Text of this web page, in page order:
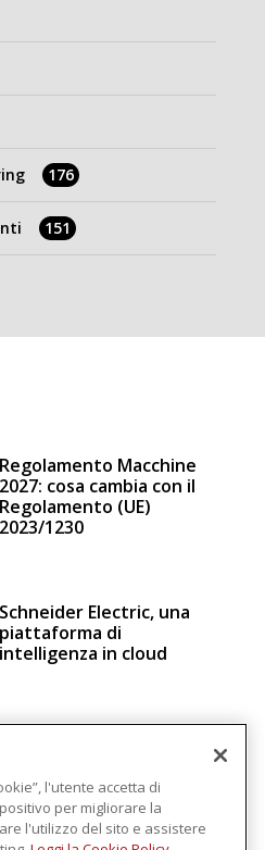
176
151
Regolamento Macchine
2027: cosa cambia con il
Regolamento (UE)
2023/1230
Schneider Electric, una
piattaforma di
intelligenza in cloud
Regolamento macchine
l'utente accetta di
per migliorare la
l'utilizzo del sito e assistere